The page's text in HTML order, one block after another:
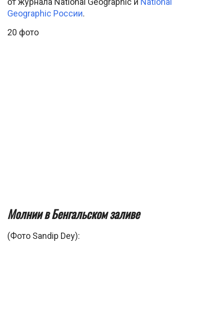
Geographic России.
20 фото
Молнии в Бенгальском заливе
(Фото Sandip Dey):